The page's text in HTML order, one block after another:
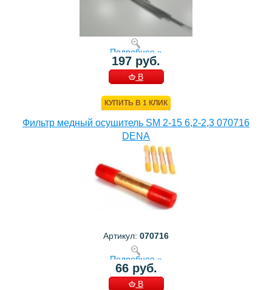
Подробнее »
197 руб.
В
КУПИТЬ В 1 КЛИК
Фильтр медный осушитель SM 2-15 6,2-2,3 070716
DENA
Артикул: 070716
Подробнее »
66 руб.
В